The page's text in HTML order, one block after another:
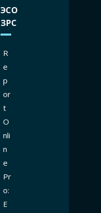
ЭСО
ЗРС
R
e
p
or
t
O
nli
n
e
Pr
o:
Е